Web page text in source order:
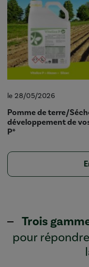
le 28/05/2026
Pomme de terre/
développement de
P*
Trois
pour